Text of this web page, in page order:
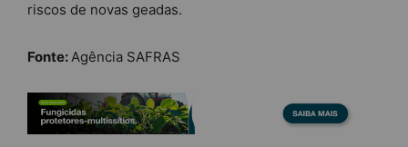
riscos de novas geadas.
Fonte: Agência SAFRAS